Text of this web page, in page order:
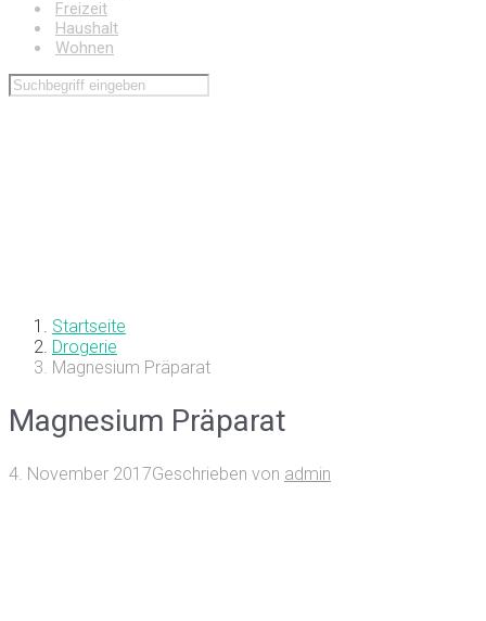
Freizeit
Haushalt
Wohnen
Startseite
Drogerie
Magnesium Präparat
Magnesium Präparat
4. November 2017Geschrieben von admin